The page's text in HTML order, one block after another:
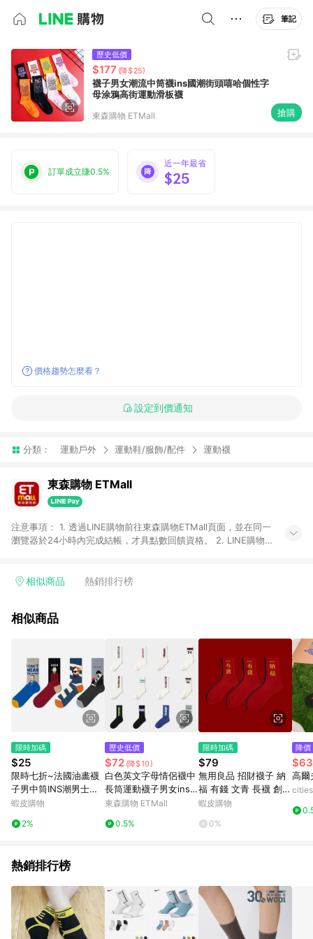
筆記
歷史低價
$177 (降$25)
襪子男女潮流中筒襪ins國潮街頭嘻哈個性字
母涂鴉高街運動滑板襪
東森購物 ETMall 搶購
訂單成立賺0.5%
近一年最省
$25
價格趨勢怎麼看？
設定到價通知
分類： 運動戶外 運動鞋/服飾/配件 運動襪
東森購物 ETMall
注意事項： 1. 透過LINE購物前往東森購物ETMall頁面，並在同一
瀏覽器於24小時內完成結帳，才具點數回饋資格。 2. LINE購物
單，皆不在點數回饋範圍內。 3. 如購買以下類別商品，將無法獲
球嚴選、商城、專案商品、「草莓網」全館商品。 4. 如取消訂
回饋。 5. 點數回饋會扣除所有折扣優惠後之最終發票金額計算，
實際回饋請依LINE購物通知為主。 6. 訂單如有使用東森購物
ETMall站內之折扣優惠(包含但不限於東森幣、樂透金、東森現金
券等)，不具點數回饋資格。詳細請依東森購物ETMall之結帳頁面
顯示為準。 7. LINE購物設有「單一商品最高回饋點數」機制(特
殊活動時開放「回饋無上限」)，以同一訂單中同一商品不論件數
計算，並依訂單成立時間當下LINE購物所設定的回饋機制為準。
如顯示之商品規格、顏色、價位、贈品與東森購物ETMall銷售網
頁不符，以銷售網頁標示為準。 9. 若有贈點爭議，請務必於訂單
日期+180天以內至LINE購物客服洽詢；若超過180天(含)以上進
行申訴，恕無法贈點回饋。 10. 部分點數紅包僅限指定商品使
用，或不適用於無回饋商品。各點數紅包之適用商品與使用條件
請依點數紅包頁面規則為準。
相似商品 熱銷排行榜
相似商品
限時加碼
$25
限時七折~法國油畵襪
子男中筒INS潮男士個
性街頭潮牌長襪高幫長
蝦皮購物
2%
歷史低價
$72 (降$10)
白色英文字母情侶襪中
長筒運動襪子男女ins
港風街頭潮簡約棉襪子
東森購物 ETMall
0.5%
限時加碼
$79
無用良品 招財襪子 納
福 有錢 文青 長襪 創意
襪子 交換禮物 打麻將
物 開運招財 質感襪子
蝦皮購物
0%
降價
高爾
熱銷排行榜